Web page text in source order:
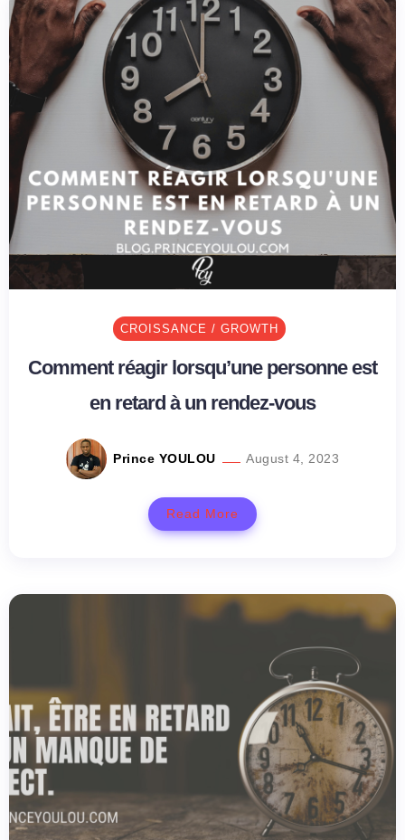
CROISSANCE / GROWTH
Comment réagir lorsqu’une personne est
en retard à un rendez-vous
Prince YOULOU August 4, 2023
Read More